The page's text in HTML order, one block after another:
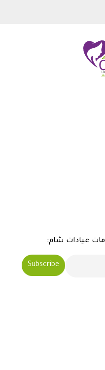
عيادات شام: